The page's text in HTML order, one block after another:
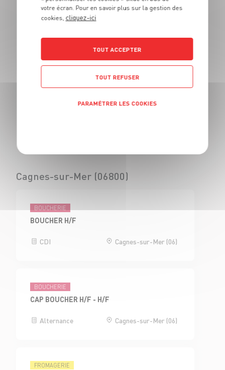
BOUCHER - H/F
(69)
BOUCHERIE
VENDEUR BOUCHERIE - H/F
Cagnes-sur-Mer (06800)
BOUCHERIE
BOUCHER H/F
CDI Cagnes-sur-Mer (06)
BOUCHERIE
CAP BOUCHER H/F - H/F
Alternance Cagnes-sur-Mer (06)
FROMAGERIE
votre écran. Pour en savoir plus sur la gestion des
cookies, cliquez-ici
TOUT ACCEPTER
TOUT REFUSER
PARAMÉTRER LES COOKIES